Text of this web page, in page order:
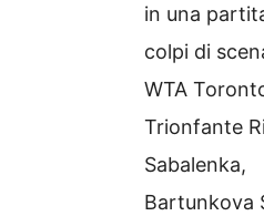
in una
colpi di
WTA
Trionfante
Sabalenka,
Bartunkova